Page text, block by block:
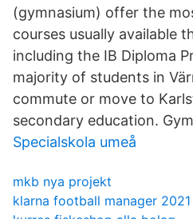
(gymnasium) offer the
courses usually available
including the IB Diploma
majority of students in
commute or move to
secondary education.
Specialskola umeå
mkb nya projekt
klarna football manager 2021